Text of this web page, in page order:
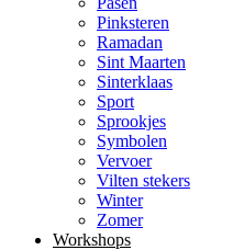
Pinksteren
Ramadan
Sint Maarten
Sinterklaas
Sport
Sprookjes
Symbolen
Vervoer
Vilten stekers
Winter
Zomer
Workshops